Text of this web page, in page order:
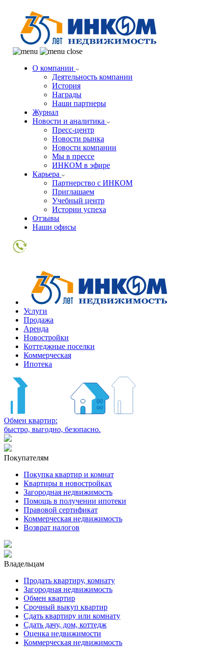
О компании
Деятельность компании
История
Награды
Наши партнеры
Журнал
Новости и аналитика
Пресс-центр
Новости рынка
Новости компании
Мы в прессе
ИНКОМ в эфире
Карьера
Партнерство с ИНКОМ
Приглашаем
Учебный центр
Истории успеха
Отзывы
Наши офисы
Услуги
Продажа
Аренда
Новостройки
Коттеджные поселки
Коммерческая
Ипотека
Обмен квартир:
быстро, выгодно, безопасно.
Покупателям
Покупка квартир и комнат
Квартиры в новостройках
Загородная недвижимость
Помощь в получении ипотеки
Правовой сертификат
Коммерческая недвижимость
Возврат налогов
Владельцам
Продать квартиру, комнату
Загородная недвижимость
Обмен квартир
Срочный выкуп квартир
Сдать квартиру или комнату
Сдать дачу, дом, коттедж
Оценка недвижимости
Коммерческая недвижимость